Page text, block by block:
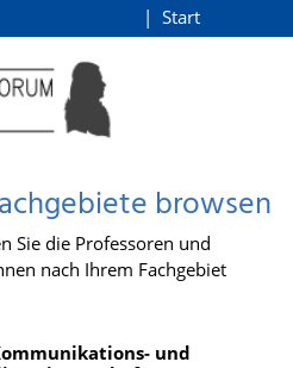
Start
browsen
Sie die Professoren und
nach Ihrem Fachgebiet
und